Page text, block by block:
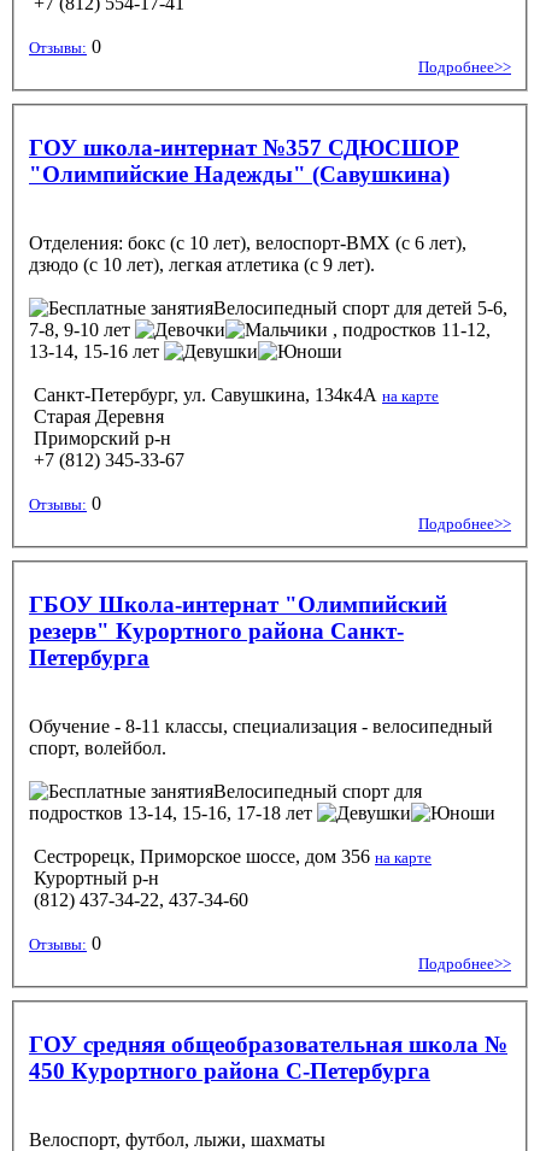
Отзывы: 0
Подробнее>>
ГОУ школа-интернат №357 СДЮСШОР
"Олимпийские Надежды" (Савушкина)
Отделения: бокс (с 10 лет), велоспорт-ВМХ (с 6 лет),
дзюдо (с 10 лет), легкая атлетика (с 9 лет).
Велосипедный спорт для детей 5-6,
7-8, 9-10 лет
, подростков 11-12,
13-14, 15-16 лет
Санкт-Петербург, ул. Савушкина, 134к4А на карте
Старая Деревня
Приморский р-н
+7 (812) 345-33-67
Отзывы: 0
Подробнее>>
ГБОУ Школа-интернат "Олимпийский
резерв" Курортного района Санкт-
Петербурга
Обучение - 8-11 классы, специализация - велосипедный
спорт, волейбол.
Велосипедный спорт для
подростков 13-14, 15-16, 17-18 лет
Сестрорецк, Приморское шоссе, дом 356 на карте
Курортный р-н
(812) 437-34-22, 437-34-60
Отзывы: 0
Подробнее>>
ГОУ средняя общеобразовательная школа №
450 Курортного района С-Петербурга
Велоспорт, футбол, лыжи, шахматы